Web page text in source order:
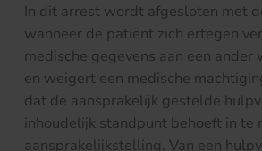
In dit arrest wordt afgesloten met
wanneer de patiënt zich ertegen
medische gegevens aan een
en weigert een medische
dat de aansprakelijk gestelde
inhoudelijk standpunt behoeft in te
aansprakelijkstelling. Van een